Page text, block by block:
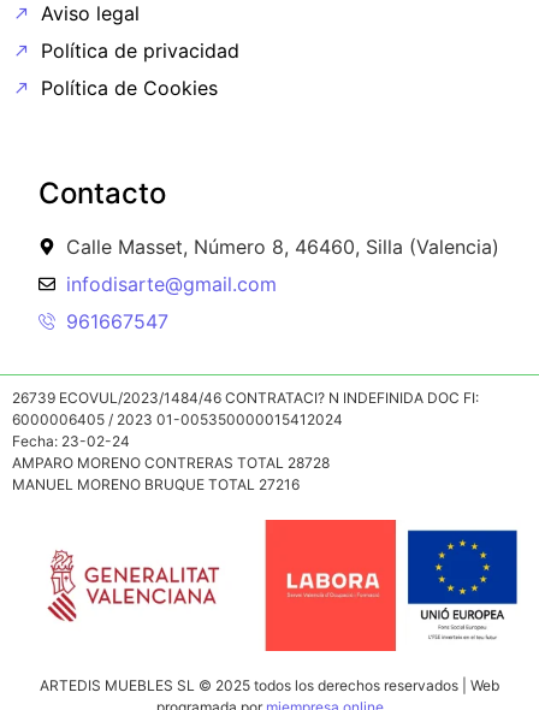
Aviso legal
Política de privacidad
Política de Cookies
Contacto
Calle Masset, Número 8, 46460, Silla (Valencia)
infodisarte@gmail.com
961667547
26739 ECOVUL/2023/1484/46 CONTRATACI? N INDEFINIDA DOC FI:
6000006405 / 2023 01-005350000015412024
Fecha: 23-02-24
AMPARO MORENO CONTRERAS TOTAL 28728
MANUEL MORENO BRUQUE TOTAL 27216
ARTEDIS MUEBLES SL © 2025 todos los derechos reservados | Web